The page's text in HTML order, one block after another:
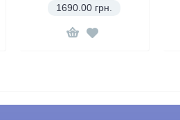
1690.00 грн.